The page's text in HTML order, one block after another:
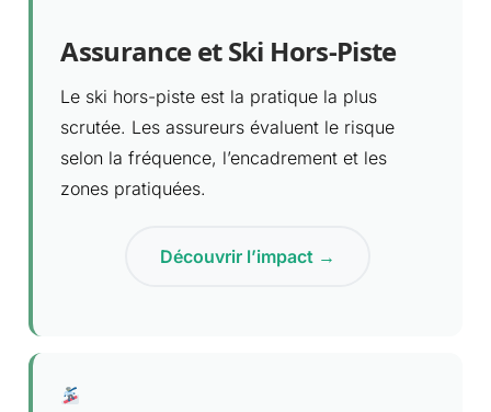
Assurance et Ski Hors-Piste
Le ski hors-piste est la pratique la plus
scrutée. Les assureurs évaluent le risque
selon la fréquence, l’encadrement et les
zones pratiquées.
Découvrir l’impact →